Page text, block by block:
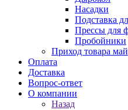
Насадки
Подставка
Прессы для
Пробойники
Приход товара май
Оплата
Доставка
Вопрос-ответ
О компании
Назад